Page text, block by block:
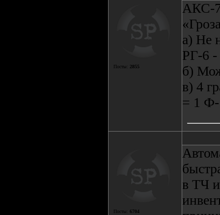
Посты: 2855
АКС-
а) Не
РГ-6 -
б)
в) 4
= 1
Посты: 6704
в ТЧ